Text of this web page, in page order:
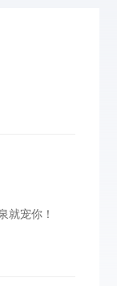
就宠你！